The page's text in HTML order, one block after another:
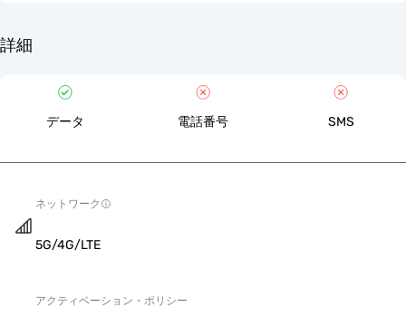
詳細
データ 電話番号 SMS
ネットワーク
5G/4G/LTE
アクティベーション・ポリシー